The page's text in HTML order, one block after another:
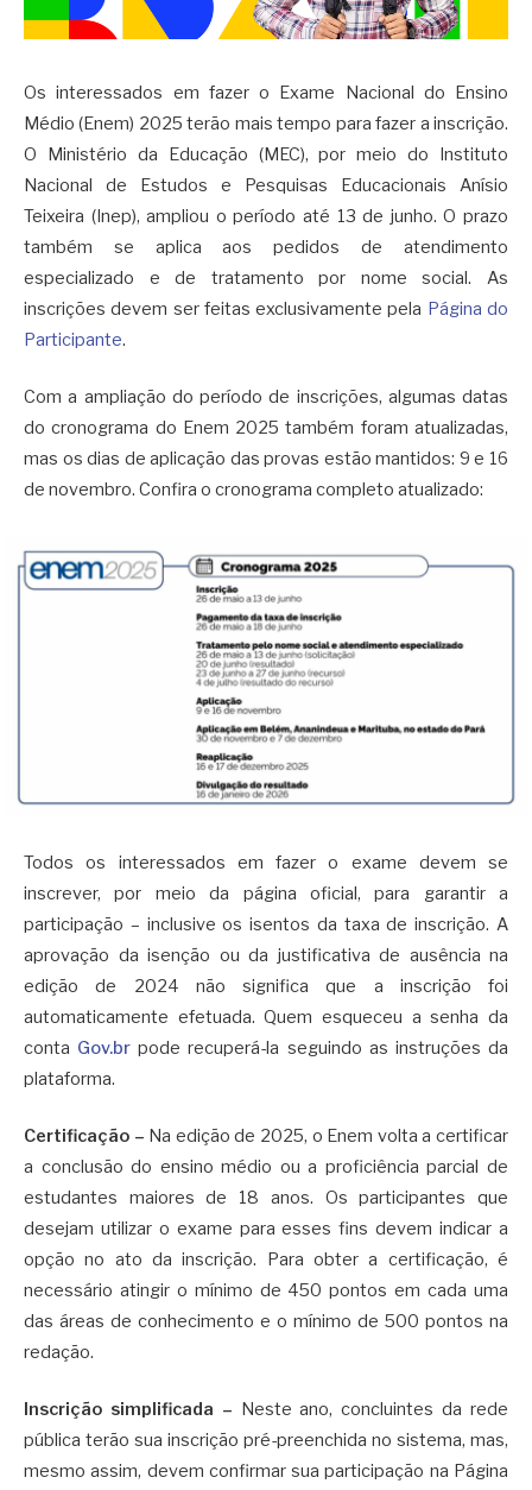
Os interessados em fazer o Exame Nacional do Ensino
Médio (Enem) 2025 terão mais tempo parafazer a inscrição.
O Ministério da Educação (MEC), por meio do Instituto
Nacional de Estudos e Pesquisas Educacionais Anísio
Teixeira (Inep), ampliou o períodoaté 13 de junho. Oprazo
também se aplica aos pedidos de atendimento
especializado e de tratamento por nome social. As
inscrições devem ser feitas exclusivamente pela Página do
Participante.
Com a ampliação do período de inscrições, algumas datas
do cronograma do Enem 2025 também foram atualizadas,
mas os dias de aplicação das provas estão mantidos: 9 e 16
de novembro. Confira o cronograma completo atualizado:
Todos os interessados em fazer o exame devem se
inscrever, por meio da página oficial, para garantir a
participação – inclusive os isentos da taxa de inscrição. A
aprovação da isenção ou da justificativa de ausência na
edição de 2024 não significa que a inscrição foi
automaticamente efetuada. Quem esqueceu a senha da
conta Gov.br pode recuperá-la seguindo as instruções da
plataforma.
Certificação – Na edição de 2025, o Enem volta a certificar
a conclusão do ensino médio ou a proficiência parcial de
estudantes maiores de 18 anos. Os participantes que
desejam utilizar o exame para esses fins devem indicar a
opção no ato da inscrição. Para obter a certificação, é
necessário atingir o mínimo de 450 pontos em cada uma
das áreas de conhecimento e o mínimo de 500 pontos na
redação.
Inscrição simplificada – Neste ano, concluintes da rede
pública terão sua inscrição pré-preenchida no sistema, mas,
mesmo assim, devem confirmar sua participação na Página